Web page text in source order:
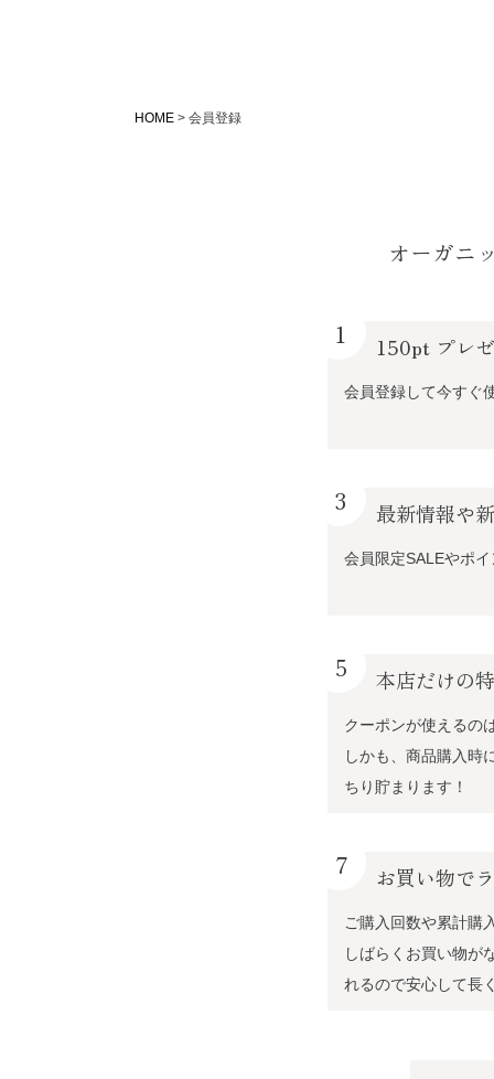
HOME 会員登録
オーガニ
1 150pt プレ
会員登録して今すぐ
3 最新情報や
会員限定SALEやポ
5 本店だけの
クーポンが使えるの
しかも、商品購入時
ちり貯まります！
7 お買い物で
ご購入回数や累計購
しばらくお買い物が
れるので安心して長